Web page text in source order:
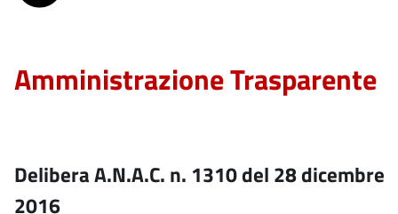
Amministrazione Trasparente
Delibera A.N.A.C. n. 1310 del 28 dicembre
2016